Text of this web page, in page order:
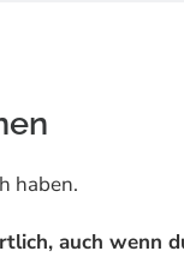
haben.
auch wenn